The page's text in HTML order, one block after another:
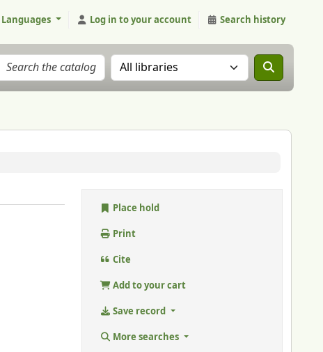
Languages Log in to your account Search history
Search the catalog in:
Place hold
Print
Cite
Add to your cart
Save record
More searches